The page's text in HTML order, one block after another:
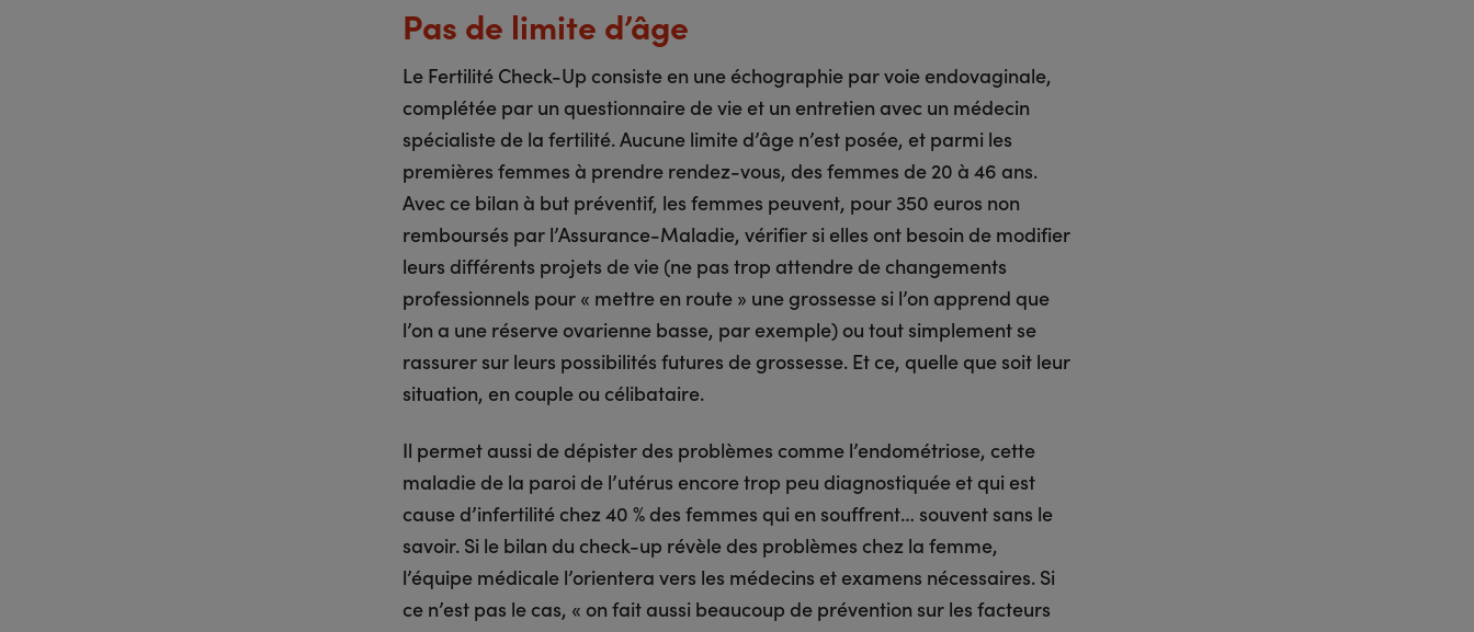
Pas de limite d’âge
Le Fertilité Check-Up consiste en une échographie par voie endovaginale,
complétée par un questionnaire de vie et un entretien avec un médecin
spécialiste de la fertilité. Aucune limite d’âge n’est posée, et parmi les
premières femmes à prendre rendez-vous, des femmes de 20 à 46 ans.
Avec ce bilan à but préventif, les femmes peuvent, pour 350 euros non
remboursés par l’Assurance-Maladie, vérifier si elles ont besoin de modifier
leurs différents projets de vie (ne pas trop attendre de changements
professionnels pour « mettre en route » une grossesse si l’on apprend que
l’on a une réserve ovarienne basse, par exemple) ou tout simplement se
rassurer sur leurs possibilités futures de grossesse. Et ce, quelle que soit leur
situation, en couple ou célibataire.
Il permet aussi de dépister des problèmes comme l’endométriose, cette
maladie de la paroi de l’utérus encore trop peu diagnostiquée et qui est
cause d’infertilité chez 40 % des femmes qui en souffrent… souvent sans le
savoir. Si le bilan du check-up révèle des problèmes chez la femme,
l’équipe médicale l’orientera vers les médecins et examens nécessaires. Si
ce n’est pas le cas, « on fait aussi beaucoup de prévention sur les facteurs